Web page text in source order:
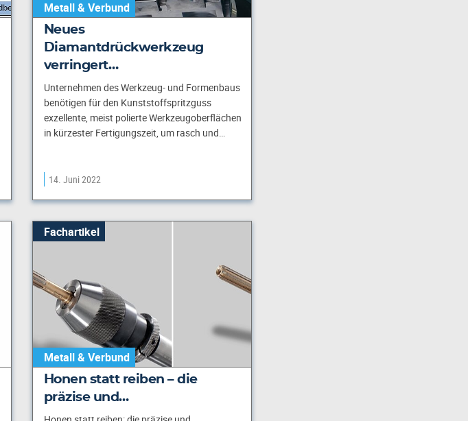
Metall & Verbund
Neues
Diamantdrückwerkzeug
verringert…
Unternehmen des Werkzeug- und Formenbaus
benötigen für den Kunststoffspritzguss
exzellente, meist polierte Werkzeugoberflächen
in kürzester Fertigungszeit, um rasch und…
14. Juni 2022
Fachartikel
Metall & Verbund
Honen statt reiben – die
präzise und…